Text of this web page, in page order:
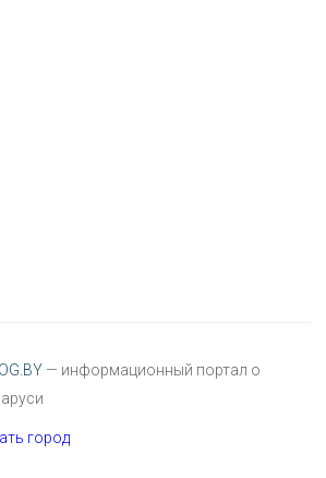
— информационный портал о
город